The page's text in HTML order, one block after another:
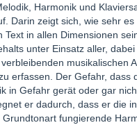
Harmonik und
Darin zeigt sich, wie sehr
Text in allen Dimensionen
unter Einsatz aller,
musikalischen
erfassen. Der Gefahr, dass
in Gefahr gerät oder gar
er dadurch, dass er die
fungierende